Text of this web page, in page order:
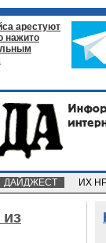
арестуют
нажито
ДАЙДЖЕСТ ИХ